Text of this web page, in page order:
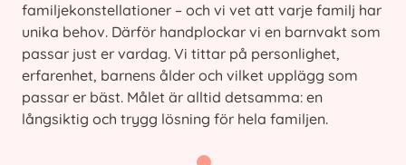
familjekonstellationer – och vi vet att varje familj har
unika behov. Därför handplockar vi en barnvakt som
passar just er vardag. Vi tittar på personlighet,
erfarenhet, barnens ålder och vilket upplägg som
passar er bäst. Målet är alltid detsamma: en
långsiktig och trygg lösning för hela familjen.